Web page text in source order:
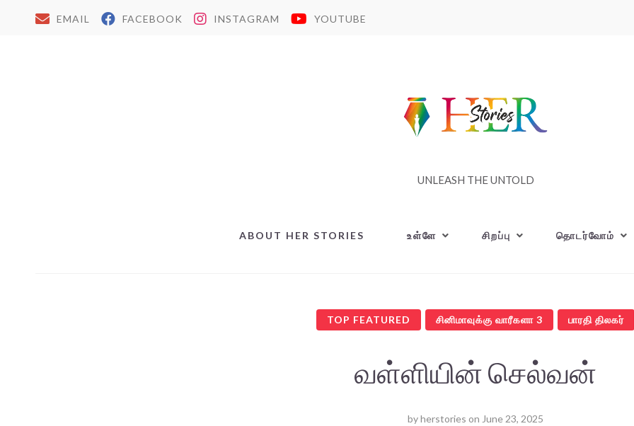
EMAIL FACEBOOK INSTAGRAM YOUTUBE
UNLEASH THE UNTOLD
ABOUT HER STORIES உள்ளே சிறப்பு தொடர்வோம்
TOP FEATURED சினிமாவுக்கு வாரீகளா 3 பாரதி திலகர்
வள்ளியின் செல்வன்
byherstories on June 23, 2025